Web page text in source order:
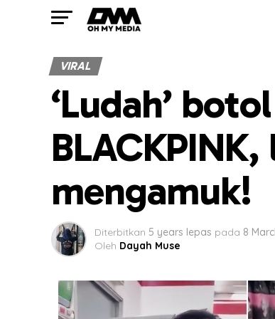
VIRAL
‘Ludah’
mengamuk!
Diterbitkan 5 years lepas pada 8
Oleh Dayah Muse